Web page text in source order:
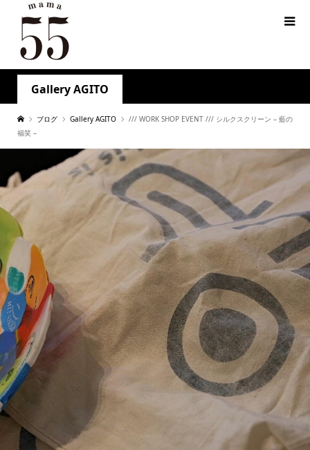
Gallery AGITO
ブログ Gallery AGITO
/// WORK SHOP EVENT /// シルクスクリーン – 藍の
福笑 –